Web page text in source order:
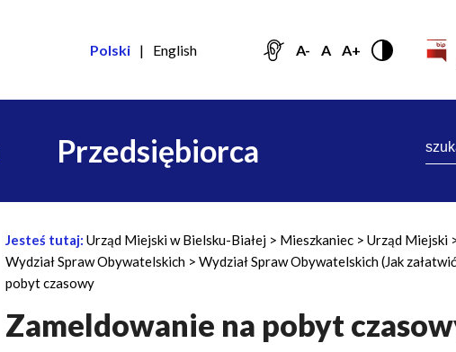
Polski English A- A A+
Przedsiębiorca
Ś
c
e
Jesteś tutaj: Urząd Miejski w Bielsku-Białej Mieszkaniec Urząd Miejski
Wydział Spraw Obywatelskich
Wydział Spraw Obywatelskich (Jak
pobyt czasowy
Zameldowanie na pobyt